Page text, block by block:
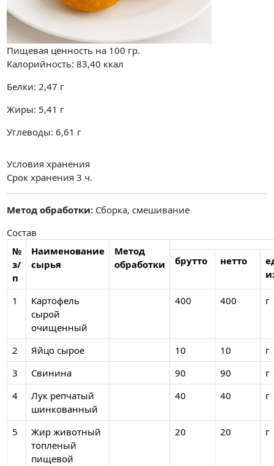
Пищевая ценность на 100 гр.
Калорийность: 83,40 ккал
Белки: 2,47 г
Жиры: 5,41 г
Углеводы: 6,61 г
Условия хранения
Срок хранения 3 ч.
Метод обработки: Сборка, смешивание
Состав
№
з/
п
Наименование
сырья
Метод
обработки
брутто нетто
1
Картофель
сырой
очищенный
400 400 г
2 Яйцо сырое 10 10
г
3
Свинина 90 90
г
4
Лук репчатый
шинкованный
40 40 г
5
Жир животный
топленый
пищевой
20 20 г